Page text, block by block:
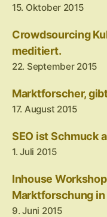
15. Oktober 2015
Crowdsourcing
meditiert.
22. September 2015
Marktforscher,
17. August 2015
SEO ist Schmuck
1. Juli 2015
Inhouse
Marktforschung in
9. Juni 2015